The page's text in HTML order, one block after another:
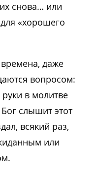
снова… или
«хорошего
даже
вопросом:
в молитве
слышит этот
всякий раз,
или